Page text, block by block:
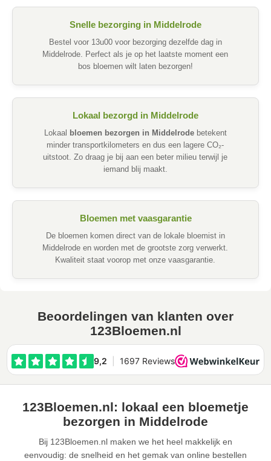
Snelle bezorging in Middelrode
Bestel voor 13u00 voor bezorging dezelfde dag in
Middelrode. Perfect als je op het laatste moment een
bos bloemen wilt laten bezorgen!
Lokaal bezorgd in Middelrode
Lokaal bloemen bezorgen in Middelrodebetekent
minder transportkilometers en dus een lagere CO₂-
uitstoot. Zo draag je bij aan een beter milieu terwijl je
iemand blij maakt.
Bloemen met vaasgarantie
De bloemen komen direct van de lokale bloemist in
Middelrode en worden met de grootste zorg verwerkt.
Kwaliteit staat voorop met onze vaasgarantie.
Beoordelingen van klanten over
123Bloemen.nl
123Bloemen.nl: lokaal een bloemetje
bezorgen in Middelrode
Bij 123Bloemen.nl maken we het heel makkelijk en
eenvoudig: de snelheid en het gemak van online bestellen